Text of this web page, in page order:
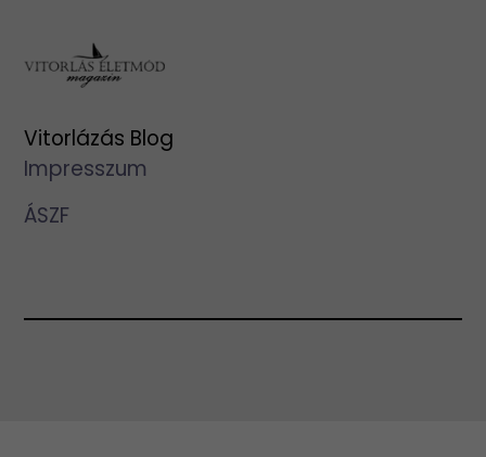
Vitorlázás Blog
Impresszum
ÁSZF